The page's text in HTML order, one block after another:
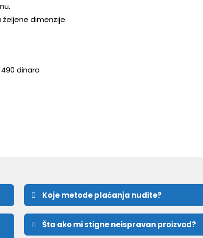
dimenzije.
dinara
Koje metode plaćanja nudite?
Šta ako mi stigne neispravan proizvod?